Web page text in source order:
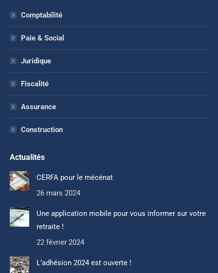
Comptabilité
Paie & Social
Juridique
Fiscalité
Assurance
Construction
Actualités
CERFA pour le mécénat
26 mars 2024
Une application mobile pour vous informer sur votre
retraite !
22 février 2024
L’adhésion 2024 est ouverte !